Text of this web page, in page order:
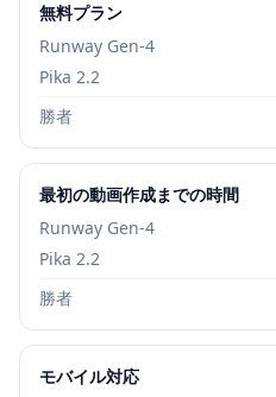
無料プラン
Runway Gen-4
Pika 2.2
勝者
最初の動画作成までの時間
Runway Gen-4
Pika 2.2
勝者
モバイル対応